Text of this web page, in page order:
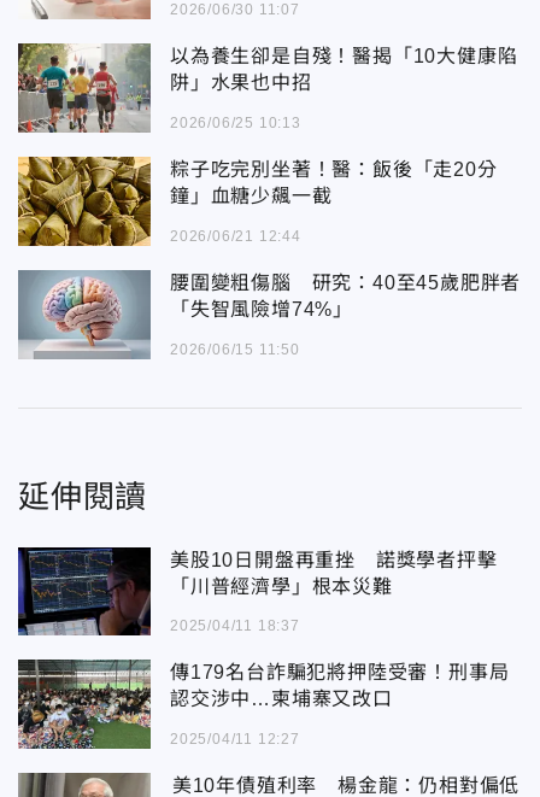
2026/06/30 11:07
以為養生卻是自殘！醫揭「10大健康陷
阱」水果也中招
2026/06/25 10:13
粽子吃完別坐著！醫：飯後「走20分
鐘」血糖少飆一截
2026/06/21 12:44
腰圍變粗傷腦 研究：40至45歲肥胖者
「失智風險增74%」
2026/06/15 11:50
延伸閱讀
美股10日開盤再重挫 諾獎學者抨擊
「川普經濟學」根本災難
2025/04/11 18:37
傳179名台詐騙犯將押陸受審！刑事局
認交涉中…柬埔寨又改口
2025/04/11 12:27
美10年債殖利率 楊金龍：仍相對偏低